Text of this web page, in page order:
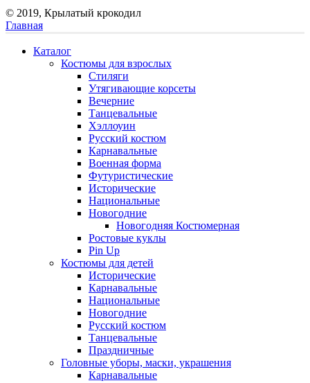
© 2019, Крылатый крокодил
Главная
Каталог
Костюмы для взрослых
Стиляги
Утягивающие корсеты
Вечерние
Танцевальные
Хэллоуин
Русский костюм
Карнавальные
Военная форма
Футуристические
Исторические
Национальные
Новогодние
Новогодняя Костюмерная
Ростовые куклы
Pin Up
Костюмы для детей
Исторические
Карнавальные
Национальные
Новогодние
Русский костюм
Танцевальные
Праздничные
Головные уборы, маски, украшения
Карнавальные